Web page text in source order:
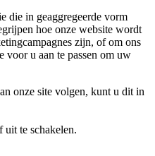
die in geaggregeerde vorm
hoe onze website wordt
zijn, of om ons
voor u aan te passen om uw
onze site volgen, kunt u dit in
te schakelen.